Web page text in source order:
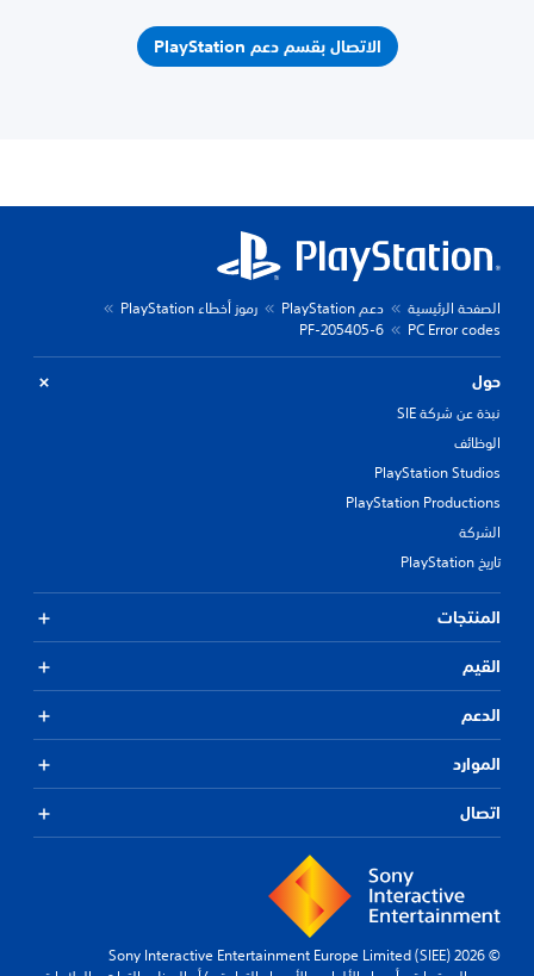
الاتصال بقسم دعم PlayStation
الصفحة الرئيسية دعم PlayStation
رموز أخطاء PlayStation
PC Error codes
PF-205405-6
حول
نبذة عن شركة SIE
الوظائف
PlayStation Studios
PlayStation Productions
الشركة
تاريخ PlayStation
المنتجات
القيم
الدعم
الموارد
اتصال
© 2026 Sony Interactive Entertainment Europe Limited (SIEE)